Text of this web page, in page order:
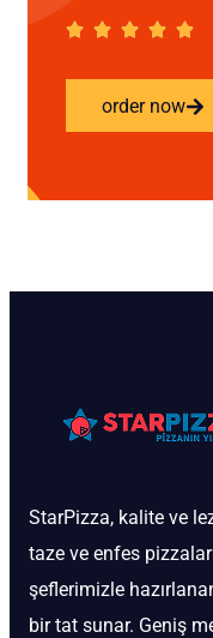
order now
StarPizza, kalite ve
taze ve enfes
şeflerimizle
bir tat sunar. Geniş